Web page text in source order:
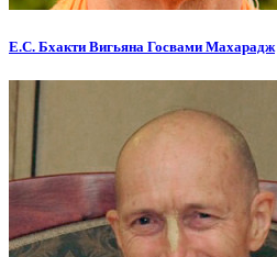
Е.С. Бхакти Вигьяна Госвами Махарадж